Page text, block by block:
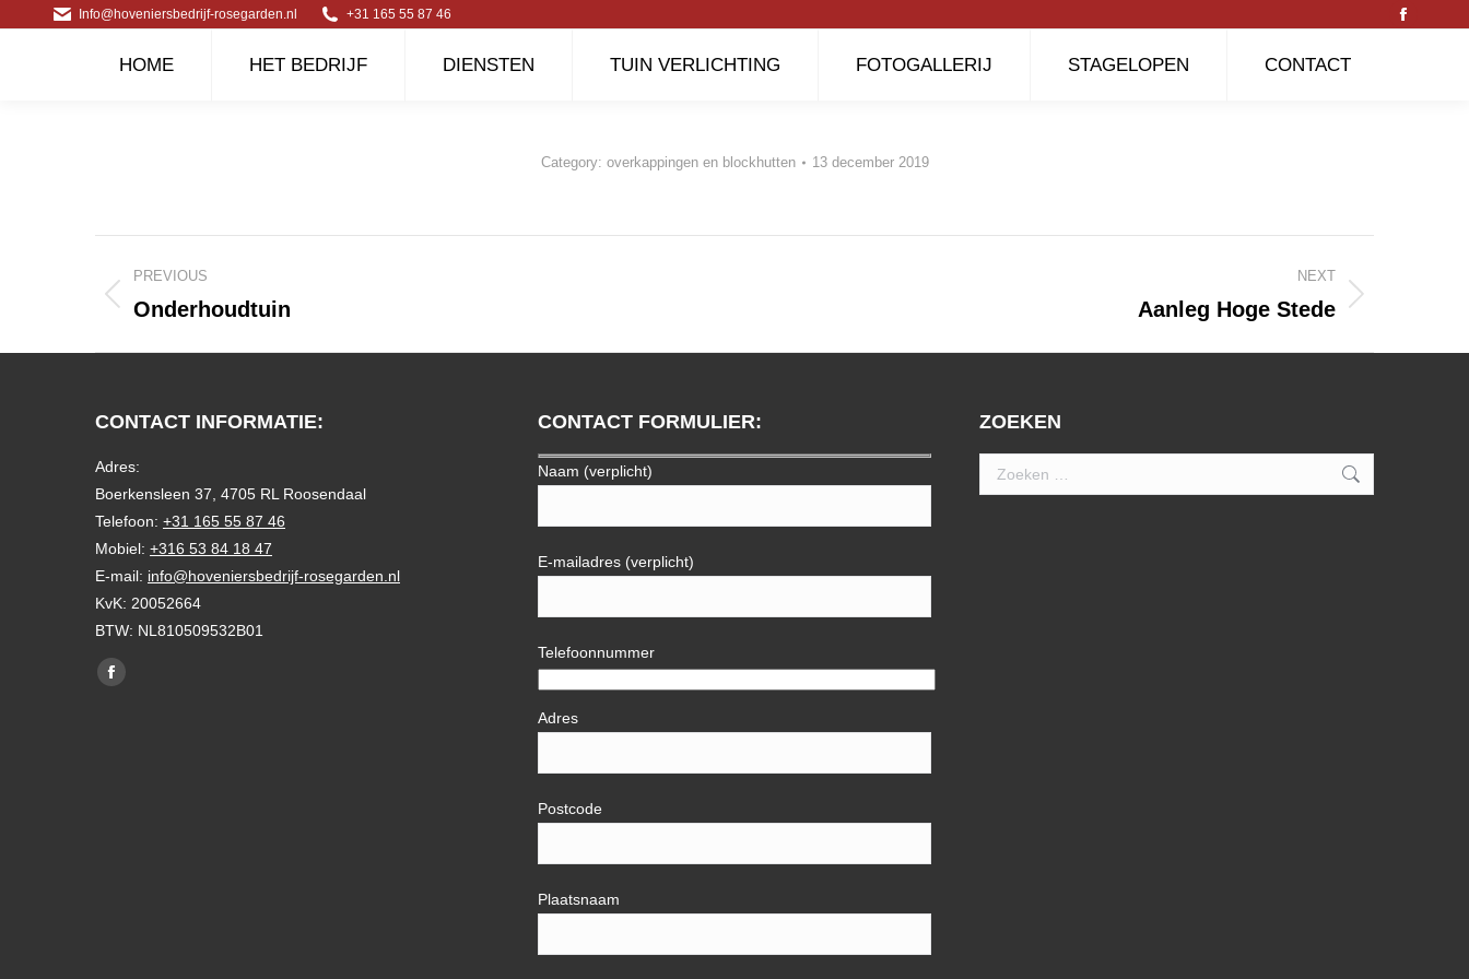
Info@hoveniersbedrijf-rosegarden.nl +31 165 55 87 46
HOME HET BEDRIJF DIENSTEN TUIN VERLICHTING FOTOGALLERIJ STAGELOPEN CONTACT
Category: overkappingen en blockhutten 13 december 2019
navigation
PREVIOUS
Previous
Onderhoudtuin
NEXT
Aanleg Hoge Stede
CONTACT INFORMATIE:
Adres:
Boerkensleen 37, 4705 RL Roosendaal
Telefoon: +31 165 55 87 46
Mobiel: +316 53 84 18 47
E-mail: info@hoveniersbedrijf-rosegarden.nl
KvK: 20052664
BTW: NL810509532B01
Vind ons op:
Facebook
CONTACT FORMULIER:
Naam (verplicht)
E-mailadres (verplicht)
Telefoonnummer
Adres
Postcode
Plaatsnaam
ZOEKEN
Search: